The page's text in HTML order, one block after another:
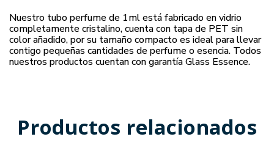
Nuestro tubo perfume de 1ml está fabricado en vidrio
completamente cristalino, cuenta con tapa de PET sin
color añadido, por su tamaño compacto es ideal para llevar
contigo pequeñas cantidades de perfume o esencia. Todos
nuestros productos cuentan con garantía Glass Essence.
Productos relacionados